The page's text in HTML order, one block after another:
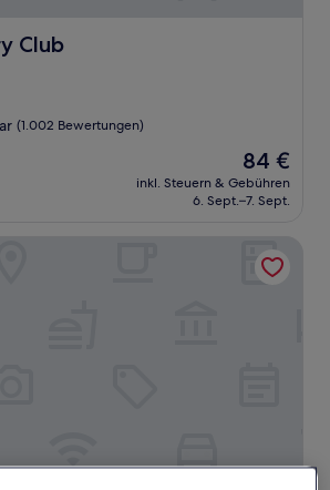
Club
(1.002 Bewertungen)
Der
Preis
beträgt
84 €
inkl. Steuern & Gebühren
6. Sept.–7. Sept.